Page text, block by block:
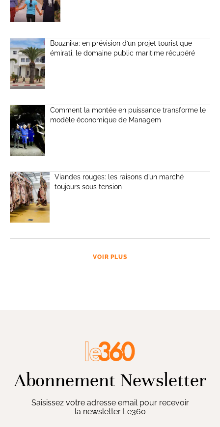
Bouznika: en prévision d’un projet touristique
émirati, le domaine public maritime récupéré
Comment la montée en puissance transforme le
modèle économique de Managem
Viandes rouges: les raisons d’un marché
toujours sous tension
VOIR PLUS
Abonnement Newsletter
Saisissez votre adresse email pour recevoir
la newsletter Le360